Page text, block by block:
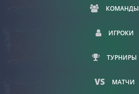
КОМАНДЫ
ИГРОКИ
ТУРНИРЫ
МАТЧИ